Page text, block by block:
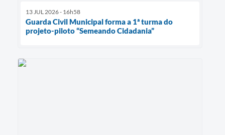
13 JUL 2026 - 16h58
Guarda Civil Municipal forma a 1ª turma do
projeto-piloto “Semeando Cidadania”